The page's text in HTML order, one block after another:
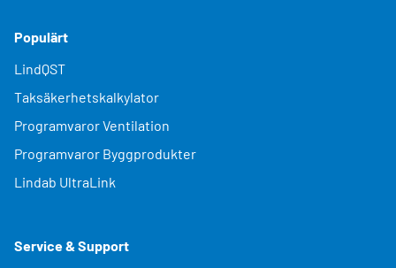
Populärt
LindQST
Taksäkerhetskalkylator
Programvaror Ventilation
Programvaror Byggprodukter
Lindab UltraLink
Service & Support